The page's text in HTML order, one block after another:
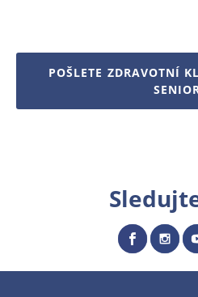
POŠLETE ZDRAVOTNÍ